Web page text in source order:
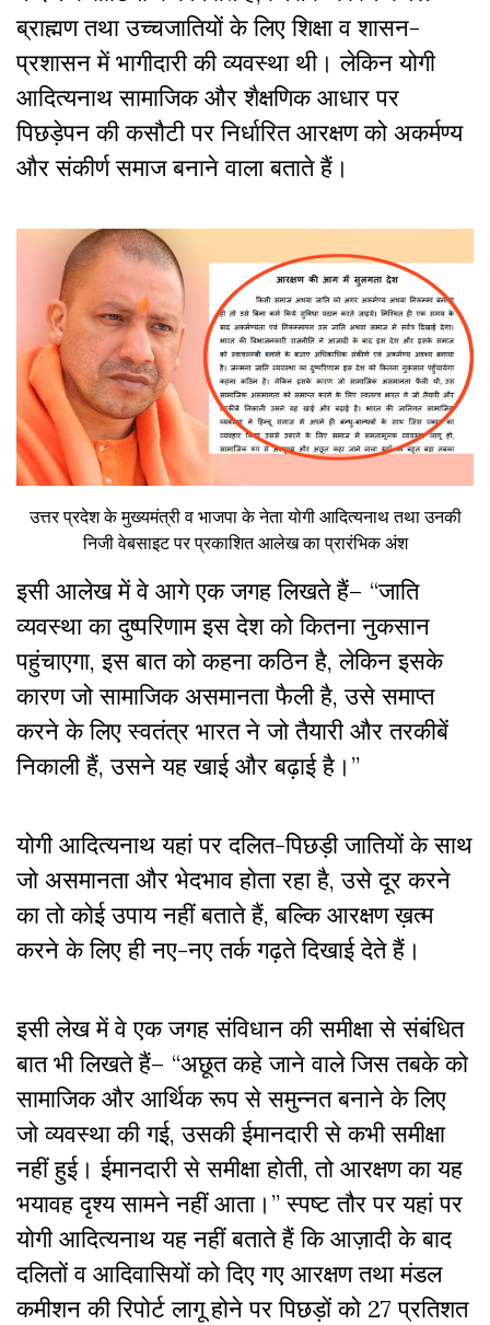
ब्राह्मण तथा उच्चजातियों के लिए शिक्षा व शासन-
प्रशासन में भागीदारी की व्यवस्था थी। लेकिन योगी
आदित्यनाथ सामाजिक और शैक्षणिक आधार पर
पिछड़ेपन की कसौटी पर निर्धारित आरक्षण को अकर्मण्य
और संकीर्ण समाज बनाने वाला बताते हैं।
उत्तर प्रदेश के मुख्यमंत्री व भाजपा के नेता योगी आदित्यनाथ तथा उनकी
निजी वेबसाइट पर प्रकाशित आलेख का प्रारंभिक अंश
इसी आलेख में वे आगे एक जगह लिखते हैं– “जाति
व्यवस्था का दुष्परिणाम इस देश को कितना नुकसान
पहुंचाएगा, इस बात को कहना कठिन है, लेकिन इसके
कारण जो सामाजिक असमानता फैली है, उसे समाप्त
करने के लिए स्वतंत्र भारत ने जो तैयारी और तरकीबें
निकाली हैं, उसने यह खाई और बढ़ाई है।”
योगी आदित्यनाथ यहां पर दलित-पिछड़ी जातियों के साथ
जो असमानता और भेदभाव होता रहा है, उसे दूर करने
का तो कोई उपाय नहीं बताते हैं, बल्कि आरक्षण ख़त्म
करने के लिए ही नए-नए तर्क गढ़ते दिखाई देते हैं।
इसी लेख में वे एक जगह संविधान की समीक्षा से संबंधित
बात भी लिखते हैं– “अछूत कहे जाने वाले जिस तबके को
सामाजिक और आर्थिक रूप से समुन्नत बनाने के लिए
जो व्यवस्था की गई, उसकी ईमानदारी से कभी समीक्षा
नहीं हुई। ईमानदारी से समीक्षा होती, तो आरक्षण का यह
भयावह दृश्य सामने नहीं आता।” स्पष्ट तौर पर यहां पर
योगी आदित्यनाथ यह नहीं बताते हैं कि आज़ादी के बाद
दलितों व आदिवासियों को दिए गए आरक्षण तथा मंडल
कमीशन की रिपोर्ट लागू होने पर पिछड़ों को 27 प्रतिशत